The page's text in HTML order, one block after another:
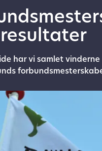
har vi samlet vinderne